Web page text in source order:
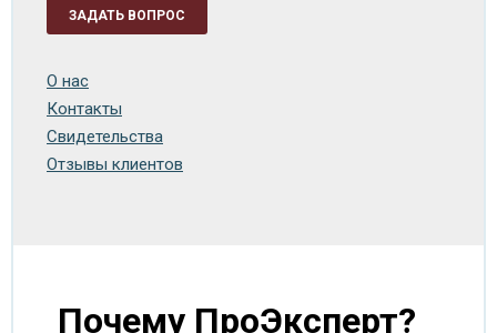
ЗАДАТЬ ВОПРОС
О нас
Контакты
Свидетельства
Отзывы клиентов
Почему ПроЭксперт?